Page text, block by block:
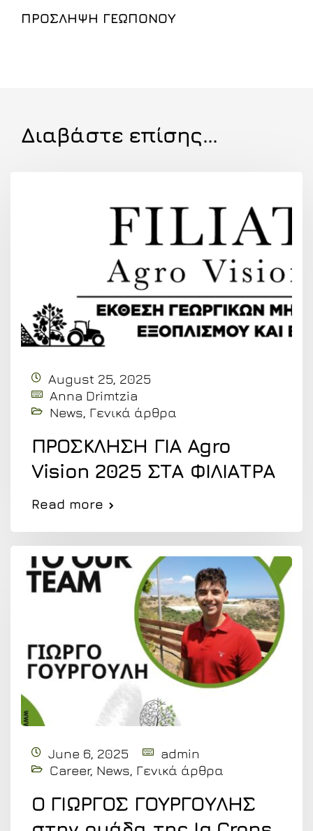
ΠΡΟΣΛΗΨΗ ΓΕΩΠΟΝΟΥ
Διαβάστε επίσης...
August 25, 2025
Anna Drimtzia
News, Γενικά άρθρα
ΠΡΟΣΚΛΗΣΗ ΓΙΑ Agro
Vision 2025 ΣΤΑ ΦΙΛΙΑΤΡΑ
Read more
June 6, 2025
admin
Career, News, Γενικά άρθρα
Ο ΓΙΩΡΓΟΣ ΓΟΥΡΓΟΥΛΗΣ